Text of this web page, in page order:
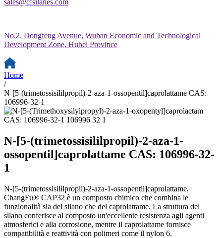
sales@cfsilanes.com
No.2, Dongfeng Avenue, Wuhan Economic and Technological
Development Zone, Hubei Province
Home
/
N-[5-(trimetossisililpropil)-2-aza-1-ossopentil]caprolattame CAS:
106996-32-1
N-[5-(trimetossisililpropil)-2-aza-1-
ossopentil]caprolattame CAS: 106996-32-
1
N-[5-(trimetossisililpropil)-2-aza-1-ossopentil]caprolattame,
ChangFu® CAP32 è un composto chimico che combina le
funzionalità sia del silano che del caprolattame. La struttura del
silano conferisce al composto un'eccellente resistenza agli agenti
atmosferici e alla corrosione, mentre il caprolattame fornisce
compatibilità e reattività con polimeri come il nylon 6.